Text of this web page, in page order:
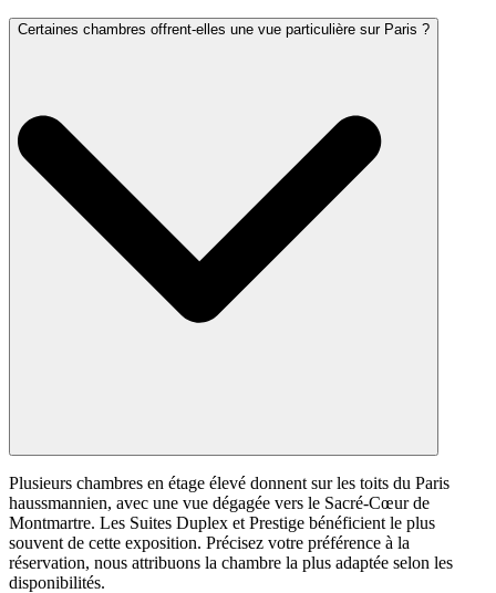
Certaines chambres offrent-elles une vue particulière sur Paris ?
Plusieurs chambres en étage élevé donnent sur les toits du Paris
haussmannien, avec une vue dégagée vers le Sacré-Cœur de
Montmartre. Les Suites Duplex et Prestige bénéficient le plus
souvent de cette exposition. Précisez votre préférence à la
réservation, nous attribuons la chambre la plus adaptée selon les
disponibilités.